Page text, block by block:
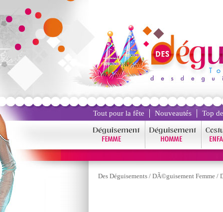
Tout pour la fête Nouveautés Top
Des Déguisements / DÃ©guisement Femme /